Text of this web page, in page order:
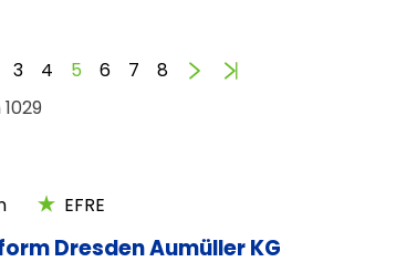
3 4 5 6 7 8 Vorwärts
EFRE
Dresden Aumüller KG